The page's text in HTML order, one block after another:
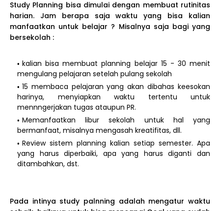
Study Planning bisa dimulai dengan membuat rutinitas
harian. Jam berapa saja waktu yang bisa kalian
manfaatkan untuk belajar ? Misalnya saja bagi yang
bersekolah :
kalian bisa membuat planning belajar 15 - 30 menit
mengulang pelajaran setelah pulang sekolah
15 membaca pelajaran yang akan dibahas keesokan
harinya, menyiapkan waktu tertentu untuk
mennngerjakan tugas ataupun PR.
Memanfaatkan libur sekolah untuk hal yang
bermanfaat, misalnya mengasah kreatifitas, dll.
Review sistem planning kalian setiap semester. Apa
yang harus diperbaiki, apa yang harus diganti dan
ditambahkan, dst.
Pada intinya study palnning adalah mengatur waktu